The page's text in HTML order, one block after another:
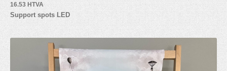
Autocollants (3)
Tissu (3)
Panneau alvéolaire (3)
PVC Forex (8)
16.53 HTVA
Support spots LED